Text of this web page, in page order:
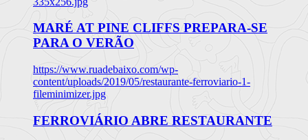
MARÉ AT PINE CLIFFS PREPARA-SE
PARA O VERÃO
https://www.ruadebaixo.com/wp-
content/uploads/2019/05/restaurante-ferroviario-1-
fileminimizer.jpg
FERROVIÁRIO ABRE RESTAURANTE